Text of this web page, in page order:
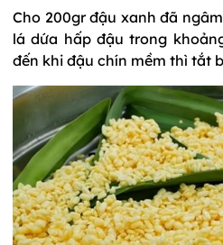
Cho 200gr đậu xanh đã
lá dứa hấp đậu trong
đến khi đậu chín mềm thì tắt